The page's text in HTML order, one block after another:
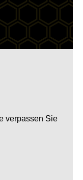
verpassen Sie